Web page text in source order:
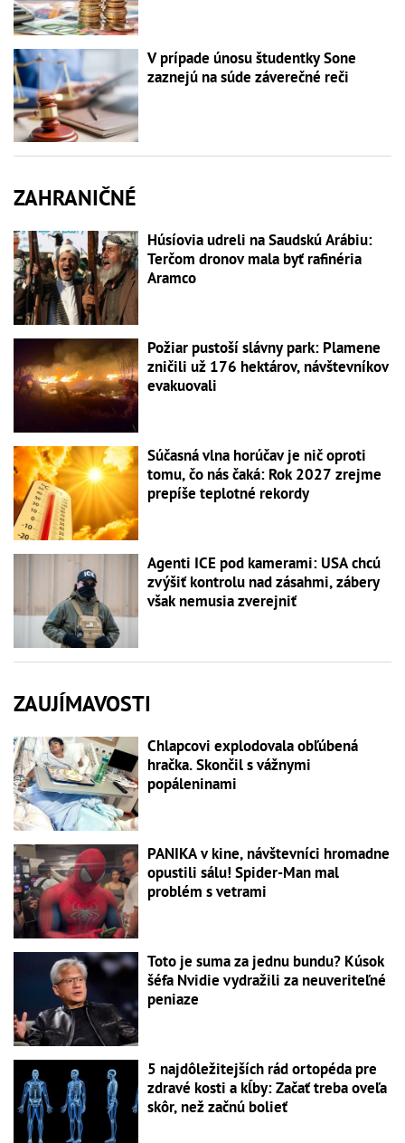
V prípade únosu študentky Sone
zaznejú na súde záverečné reči
ZAHRANIČNÉ
Húsíovia udreli na Saudskú Arábiu:
Terčom dronov mala byť rafinéria
Aramco
Požiar pustoší slávny park: Plamene
zničili už 176 hektárov, návštevníkov
evakuovali
Súčasná vlna horúčav je nič oproti
tomu, čo nás čaká: Rok 2027 zrejme
prepíše teplotné rekordy
Agenti ICE pod kamerami: USA chcú
zvýšiť kontrolu nad zásahmi, zábery
však nemusia zverejniť
ZAUJÍMAVOSTI
Chlapcovi explodovala obľúbená
hračka. Skončil s vážnymi
popáleninami
PANIKA v kine, návštevníci hromadne
opustili sálu! Spider-Man mal
problém s vetrami
Toto je suma za jednu bundu? Kúsok
šéfa Nvidie vydražili za neuveriteľné
peniaze
5 najdôležitejších rád ortopéda pre
zdravé kosti a kĺby: Začať treba oveľa
skôr, než začnú bolieť